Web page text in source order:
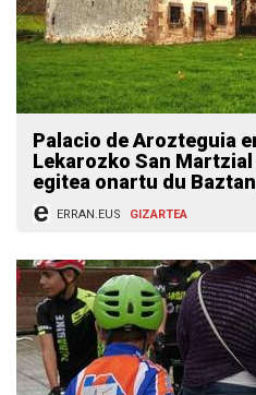
Palacio de Arozteguia
Lekarozko San
egitea onartu du
ERRAN.EUS GIZARTEA